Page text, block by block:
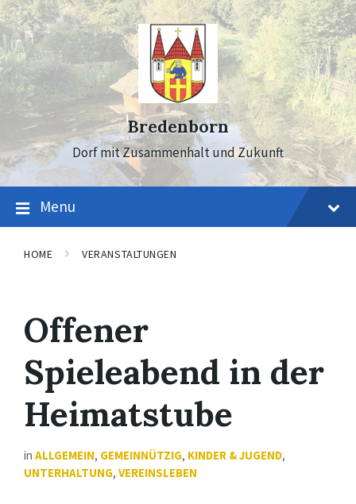
Skip
to
content
Skip
to
main
navigation
Skip
to
footer
Bredenborn
Dorf mit Zusammenhalt und Zukunft
Menu
HOME VERANSTALTUNGEN
Offener
Spieleabend in der
Heimatstube
in ALLGEMEIN, GEMEINNÜTZIG, KINDER & JUGEND,
UNTERHALTUNG, VEREINSLEBEN